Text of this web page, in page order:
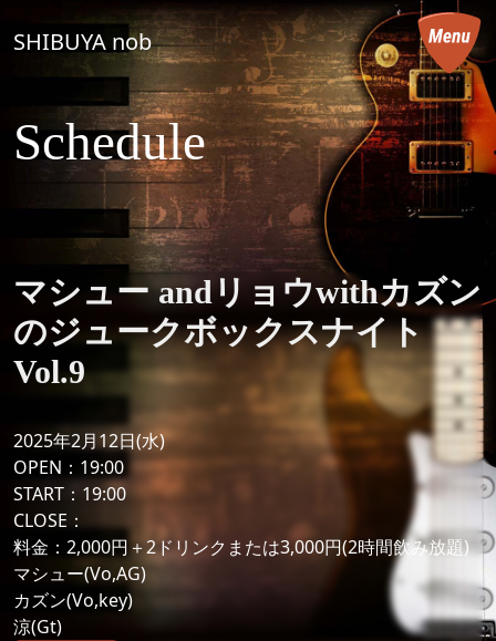
コンテンツへスキップ
メインナビゲーション
SHIBUYA nob
Schedule
マシュー andリョウwithカズン
のジュークボックスナイト
Vol.9
2025年2月12日(水)
OPEN：19:00
START：19:00
CLOSE：
料金：2,000円＋2ドリンクまたは3,000円(2時間飲み放題)
マシュー(Vo,AG)
カズン(Vo,key)
涼(Gt)